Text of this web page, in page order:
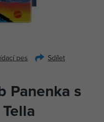
pes Sdílet
Panenka s